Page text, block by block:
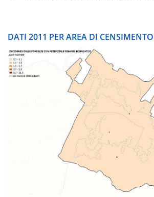
DATI 2011 PER AREA DI CENSIMENTO